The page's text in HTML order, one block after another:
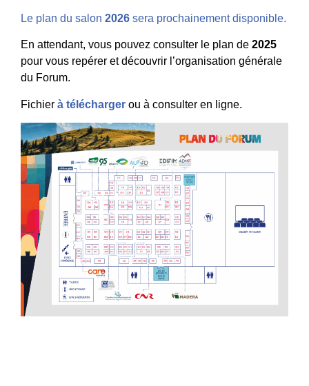
Le plan du salon 2026 sera prochainement disponible.
En attendant, vous pouvez consulter le plan de 2025
pour vous repérer et découvrir l’organisation générale
du Forum.
Fichier à télécharger ou à consulter en ligne.